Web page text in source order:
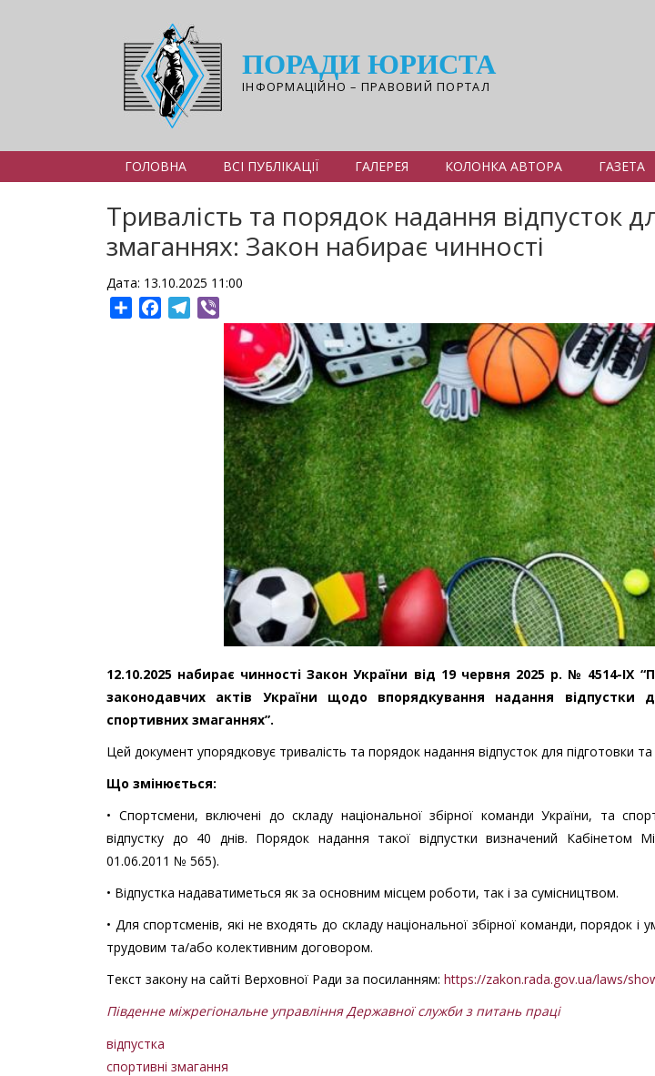
ПОРАДИ ЮРИСТА
ІНФОРМАЦІЙНО – ПРАВОВИЙ ПОРТАЛ
ГОЛОВНА ВСІ ПУБЛІКАЦІЇ ГАЛЕРЕЯ КОЛОНКА АВТОРА ГАЗЕТА
Тривалість та порядок надання відпусток
змаганнях: Закон набирає чинності
Дата: 13.10.2025 11:00
ShareFacebookTelegram
12.10.2025 набирає чинності Закон України від 19 червня 2025 р. № 4514-ІХ
законодавчих актів України щодо впорядкування надання відпустки
спортивних змаганнях”.
Цей документ упорядковує тривалість та порядок надання відпусток для підготовки та
Що змінюється:
• Спортсмени, включені до складу національної збірної команди України, та
відпустку до 40 днів. Порядок надання такої відпустки визначений Кабінетом
01.06.2011 № 565).
• Відпустка надаватиметься як за основним місцем роботи, так і за сумісництвом.
• Для спортсменів, які не входять до складу національної збірної команди, порядок і
трудовим та/або колективним договором.
Текст закону на сайті Верховної Ради за посиланням: https://zakon.rada.gov.ua/laws/
Південне міжрегіональне управління Державної служби з питань праці
відпустка
спортивні змагання